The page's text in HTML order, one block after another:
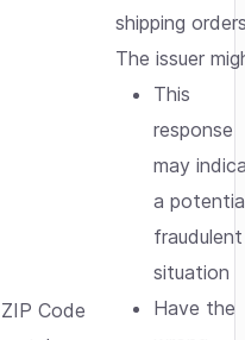
ZIP Code
shipping
The issuer
This
response
may
a
fraudulent
situation
Have the